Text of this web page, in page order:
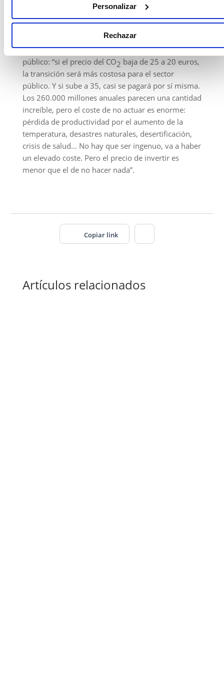
Personalizar
Rechazar
Copiar link
Artículos relacionados
El lento crecimiento económico, el aumento del
mundial.